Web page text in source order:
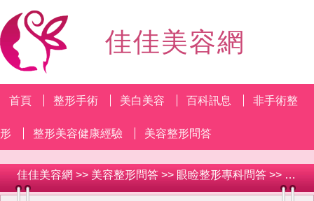
佳佳美容網
首頁 整形手術 美白美容 百科訊息 非手術整
形 整形美容健康經驗 美容整形問答
佳佳美容網 >> 美容整形問答 >> 眼睑整形專科問答 >> 疤痕體質還能做雙眼皮嗎？